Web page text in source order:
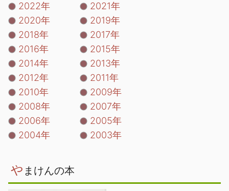
2022年
2021年
2020年
2019年
2018年
2017年
2016年
2015年
2014年
2013年
2012年
2011年
2010年
2009年
2008年
2007年
2006年
2005年
2004年
2003年
や まけんの本